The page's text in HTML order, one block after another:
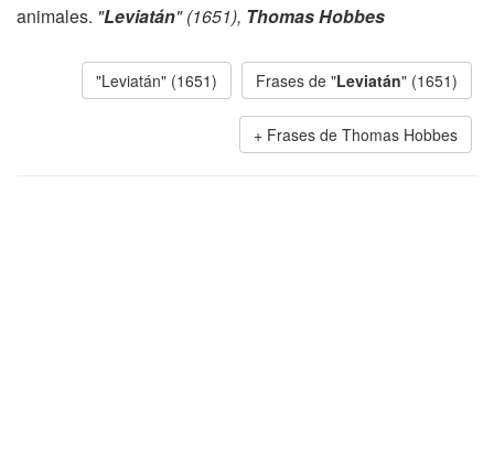
animales. "Leviatán" (1651), Thomas Hobbes
"Leviatán" (1651) Frases de "Leviatán" (1651)
Frases de Thomas Hobbes